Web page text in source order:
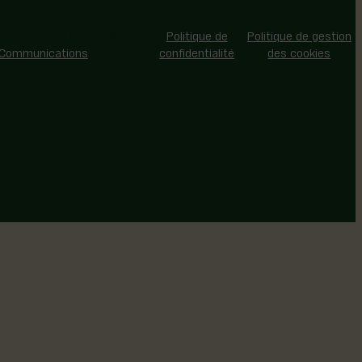
Politique de
confidentialité
Politique de gestion
des cookies